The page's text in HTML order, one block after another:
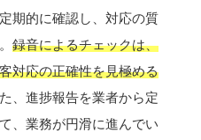
期的に確認し、対応の質
録音によるチェックは、
対応の正確性を見極める
、進捗報告を業者から定
、業務が円滑に進んでい